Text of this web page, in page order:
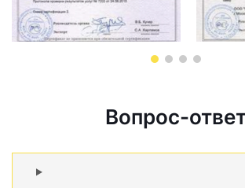
Вопрос-